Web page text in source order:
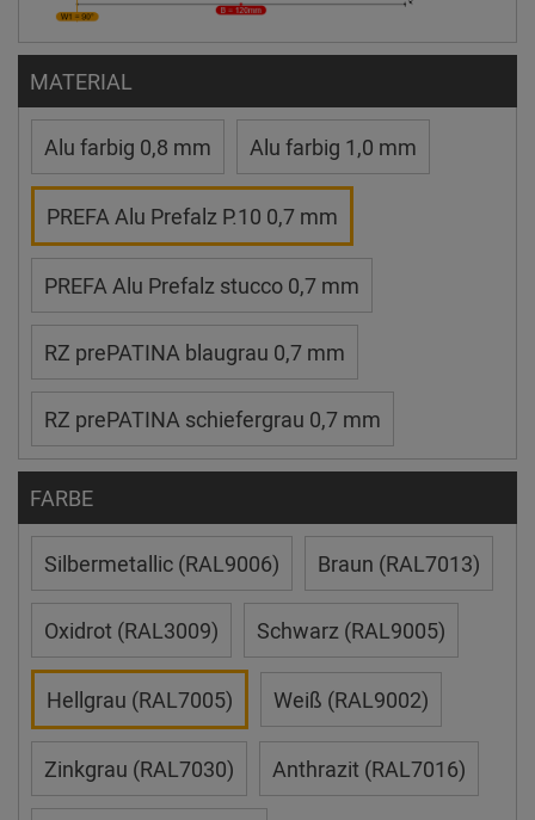
MATERIAL
Alu farbig 0,8 mm Alu farbig 1,0 mm
PREFA Alu Prefalz P.10 0,7 mm
PREFA Alu Prefalz stucco 0,7 mm
RZ prePATINA blaugrau 0,7 mm
RZ prePATINA schiefergrau 0,7 mm
FARBE
Silbermetallic (RAL9006) Braun (RAL7013)
Oxidrot (RAL3009) Schwarz (RAL9005)
Hellgrau (RAL7005) Weiß (RAL9002)
Zinkgrau (RAL7030) Anthrazit (RAL7016)